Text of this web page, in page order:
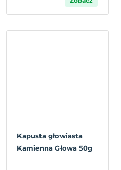
Kapusta głowiasta
Kamienna Głowa 50g